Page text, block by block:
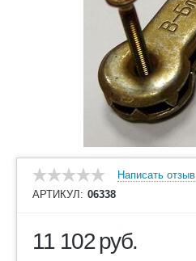
Написать отзыв
АРТИКУЛ: 06338
11 102руб.